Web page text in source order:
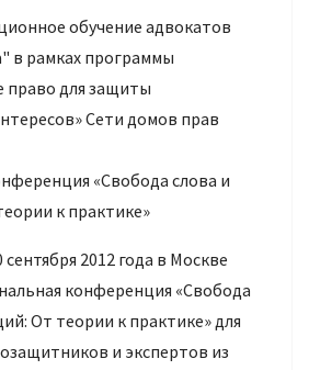
обучение адвокатов
в рамках программы
право для защиты
Сети домов прав
«Свобода слова и
к практике»
сентября 2012 года в Москве
конференция «Свобода
От теории к практике» для
и экспертов из